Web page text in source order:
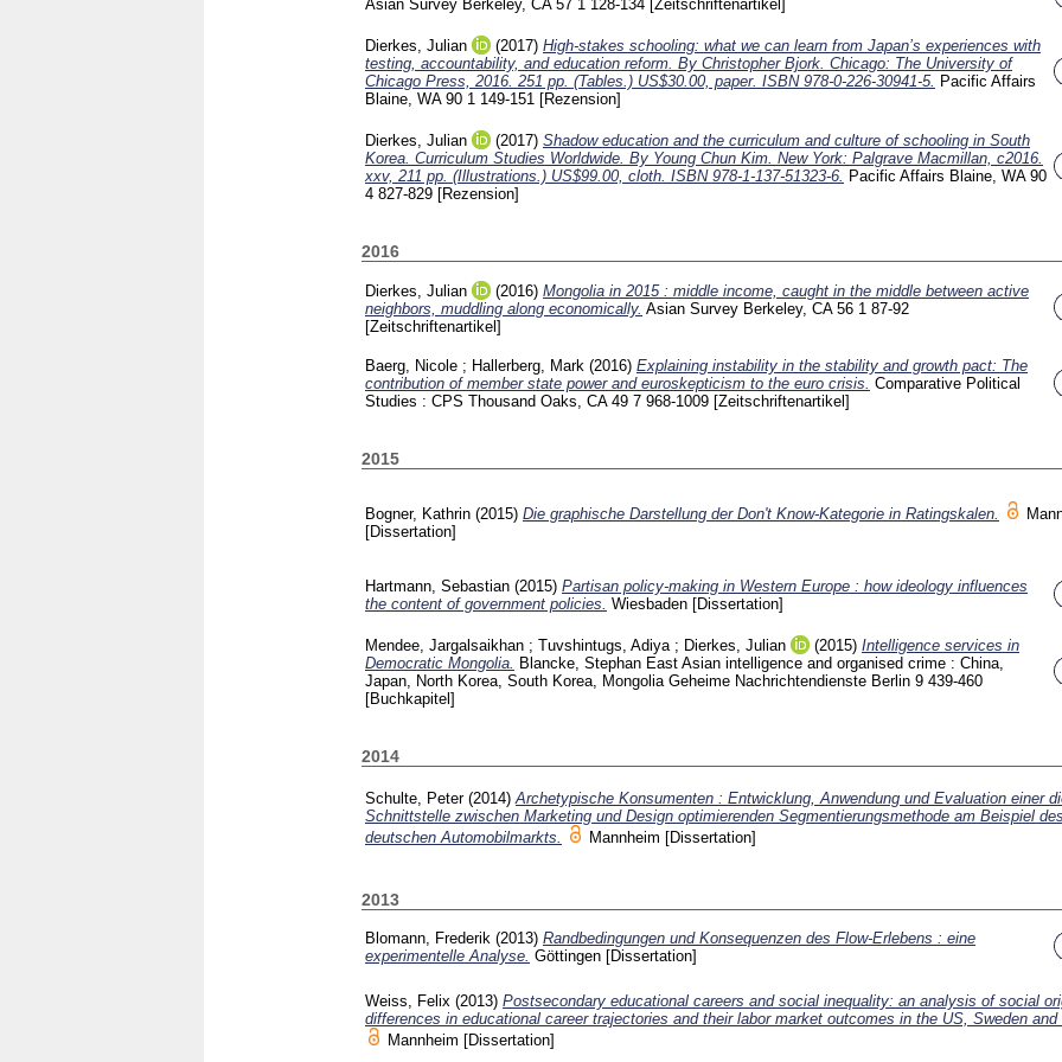
Asian Survey Berkeley, CA 57 1 128-134 [Zeitschriftenartikel]
Dierkes, Julian (2017) High-stakes schooling: what we can learn from Japan’s experiences with
testing, accountability, and education reform. By Christopher Bjork. Chicago: The University of
Chicago Press, 2016. 251 pp. (Tables.) US$30.00, paper. ISBN 978-0-226-30941-5. Pacific Affairs
Blaine, WA 90 1 149-151 [Rezension]
Dierkes, Julian (2017) Shadow education and the curriculum and culture of schooling in South
Korea. Curriculum Studies Worldwide. By Young Chun Kim. New York: Palgrave Macmillan, c2016.
xxv, 211 pp. (Illustrations.) US$99.00, cloth. ISBN 978-1-137-51323-6. Pacific Affairs Blaine, WA 90
4 827-829 [Rezension]
2016
Dierkes, Julian (2016) Mongolia in 2015 : middle income, caught in the middle between active
neighbors, muddling along economically. Asian Survey Berkeley, CA 56 1 87-92
[Zeitschriftenartikel]
Baerg, Nicole ; Hallerberg, Mark (2016) Explaining instability in the stability and growth pact: The
contribution of member state power and euroskepticism to the euro crisis. Comparative Political
Studies : CPS Thousand Oaks, CA 49 7 968-1009 [Zeitschriftenartikel]
2015
Bogner, Kathrin (2015) Die graphische Darstellung der Don't Know-Kategorie in Ratingskalen.
[Dissertation]
Hartmann, Sebastian (2015) Partisan policy-making in Western Europe : how ideology influences
the content of government policies. Wiesbaden [Dissertation]
Mendee, Jargalsaikhan ; Tuvshintugs, Adiya ; Dierkes, Julian (2015) Intelligence services in
Democratic Mongolia. Blancke, Stephan East Asian intelligence and organised crime : China,
Japan, North Korea, South Korea, Mongolia Geheime Nachrichtendienste Berlin 9 439-460
[Buchkapitel]
2014
Schulte, Peter (2014)Archetypische Konsumenten : Entwicklung, Anwendung und Evaluation einer
Schnittstelle zwischen Marketing und Design optimierenden Segmentierungsmethode am Beispiel
deutschen Automobilmarkts.
Mannheim [Dissertation]
2013
Blomann, Frederik (2013) Randbedingungen und Konsequenzen des Flow-Erlebens : eine
experimentelle Analyse. Göttingen [Dissertation]
Weiss, Felix (2013) Postsecondary educational careers and social inequality: an analysis of social
differences in educational career trajectories and their labor market outcomes in the US, Sweden and
Mannheim [Dissertation]